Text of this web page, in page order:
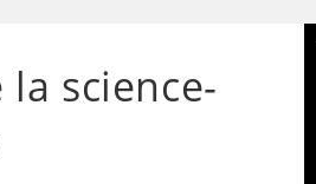
science-